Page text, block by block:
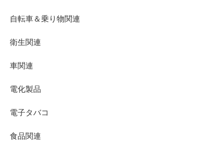
自転車＆乗り物関連
衛生関連
車関連
電化製品
電子タバコ
食品関連